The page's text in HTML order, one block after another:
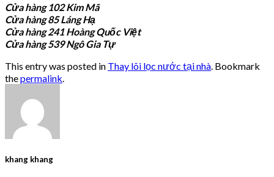
Cửa hàng 102 Kim Mã
Cửa hàng 85 Láng Hạ
Cửa hàng 241 Hoàng Quốc Việt
Cửa hàng 539 Ngô Gia Tự
This entry was posted in Thay lõi lọc nước tại nhà . Bookmark
thepermalink
khang khang